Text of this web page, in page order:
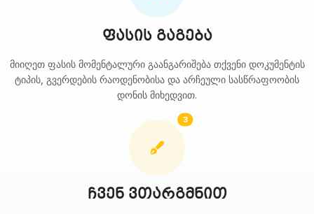
ფასის გაგება
მიიღეთ ფასის მომენტალური გაანგარიშება თქვენი დოკუმენტის
ტიპის, გვერდების რაოდენობისა და არჩეული სასწრაფოობის
დონის მიხედვით.
3
ჩვენ ვთარგმნით